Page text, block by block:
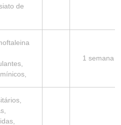
de
1 semana